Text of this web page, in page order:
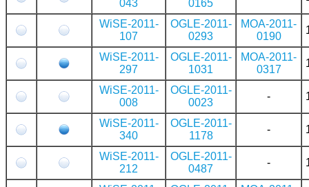
043
0165
WiSE-2011-
107
OGLE-2011-
0293
MOA-2011-
0190
WiSE-2011-
297
OGLE-2011-
1031
MOA-2011-
0317
WiSE-2011-
008
OGLE-2011-
0023
-
WiSE-2011-
340
OGLE-2011-
1178
-
WiSE-2011-
212
OGLE-2011-
0487
-